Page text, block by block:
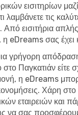
εισιτηρίων
λαμβάνετε τις
Από εισιτήρια
η eDreams σας έχει
γρήγορη
Παγκατιάν είτε
η eDreams
Χάρη στο
εταιρειών και
να σας